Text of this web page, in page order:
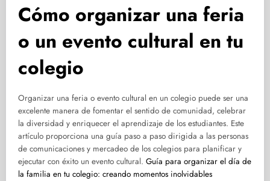
Cómo organizar una feria
o un evento cultural en tu
colegio
Organizar una feria o evento cultural en un colegio puede ser una
excelente manera de fomentar el sentido de comunidad, celebrar
la diversidad y enriquecer el aprendizaje de los estudiantes. Este
artículo proporciona una guía paso a paso dirigida a las personas
de comunicaciones y mercadeo de los colegios para planificar y
ejecutar con éxito un evento cultural. Guía para organizar el día de
la familia en tu colegio: creando momentos inolvidables